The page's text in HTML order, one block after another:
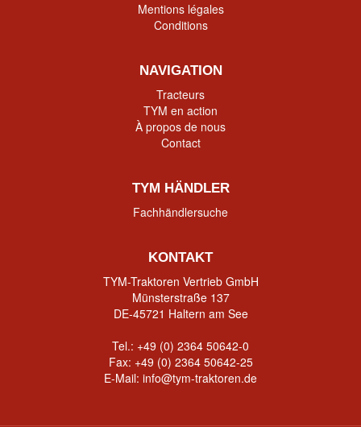
Mentions légales
Conditions
NAVIGATION
Tracteurs
TYM en action
À propos de nous
Contact
TYM HÄNDLER
Fachhändlersuche
KONTAKT
TYM-Traktoren Vertrieb GmbH
Münsterstraße 137
DE-45721 Haltern am See
Tel.: +49 (0) 2364 50642-0
Fax: +49 (0) 2364 50642-25
E-Mail: info@tym-traktoren.de